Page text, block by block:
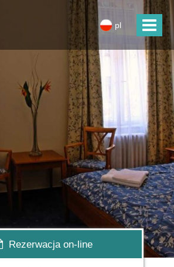
pl
Rezerwacja on-line